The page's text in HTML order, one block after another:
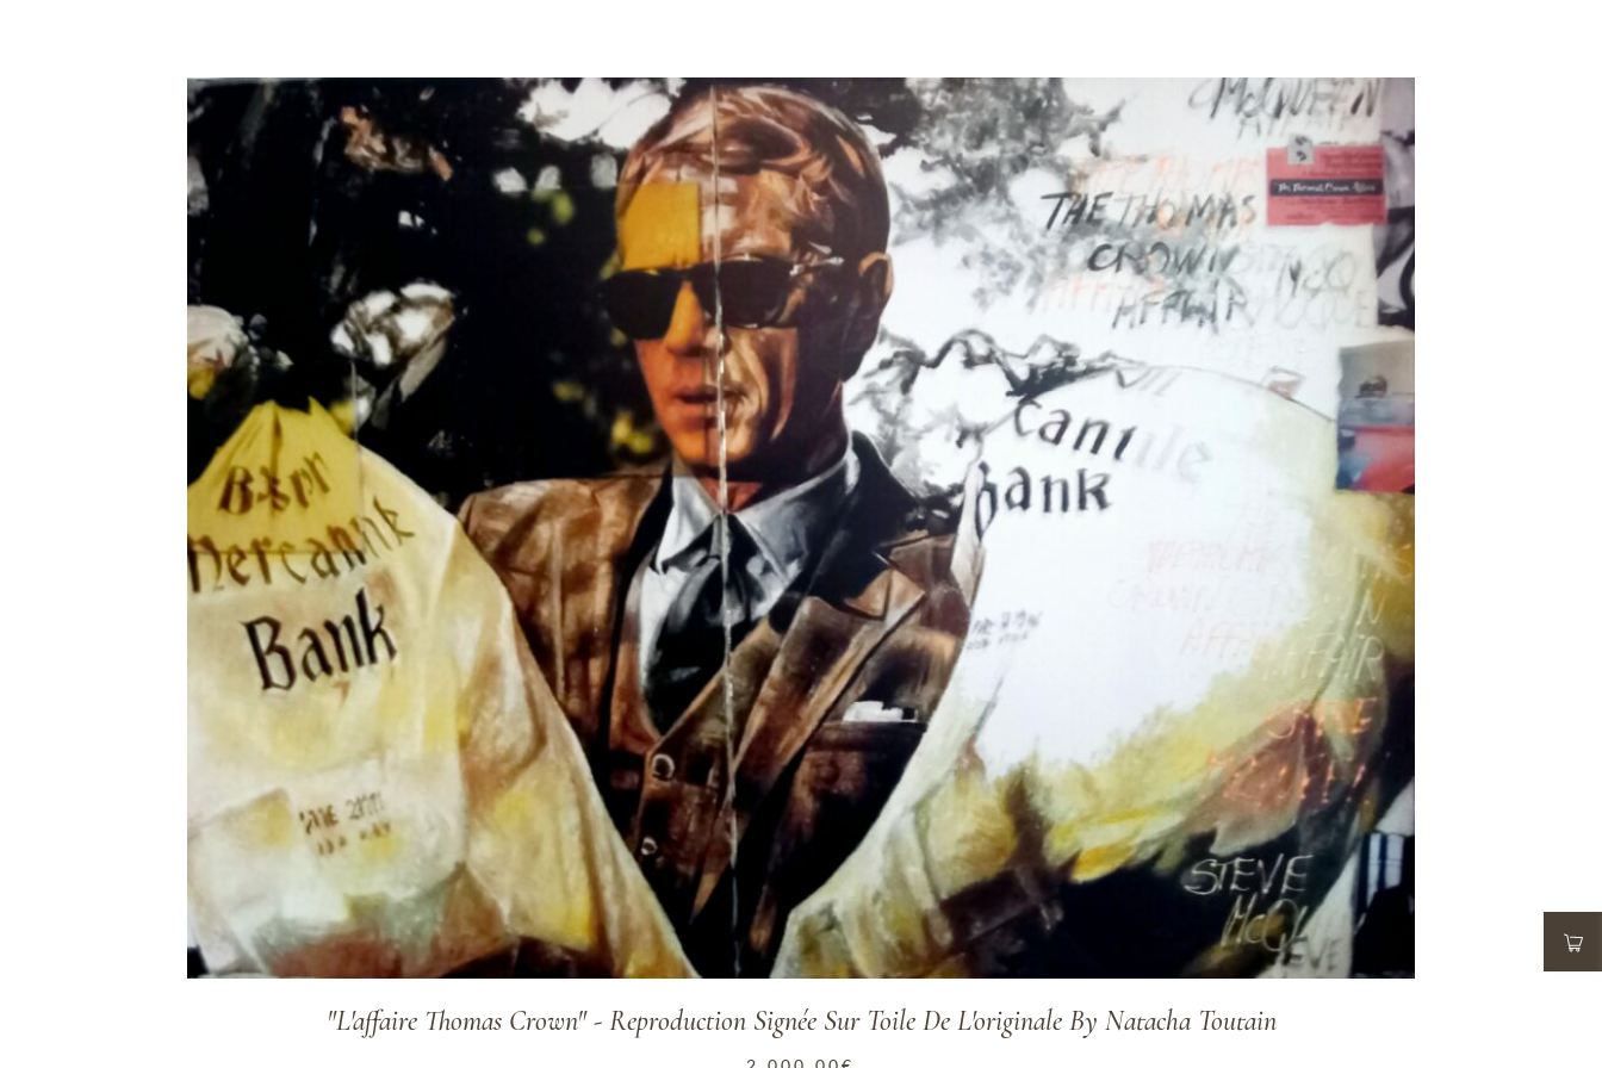
"L'affaire Thomas Crown" - Reproduction Signée Sur Toile De L'originale By Natacha Toutain